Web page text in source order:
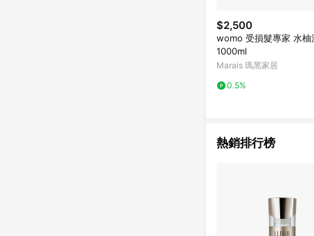
$2,500
womo 受損髮專家 水柚
1000ml
Marais 瑪黑家居
0.5%
熱銷排行榜